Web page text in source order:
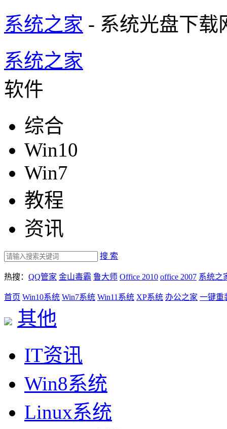
系统之家 - 系统光盘下载
系统之家
软件
综合
Win10
Win7
教程
资讯
搜 索
热搜： QQ管家 金山毒霸 鲁大师 Office 2010 office 2007 系统之
首页 Win10系统 Win7系统 Win11系统 XP系统 办公之家 一键重
其他
IT资讯
Win8系统
Linux系统